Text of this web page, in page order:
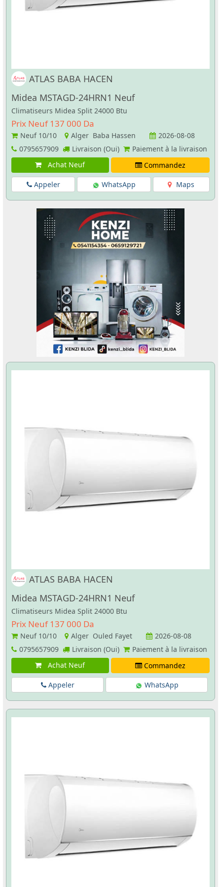
ATLAS BABA HACEN
Midea MSTAGD-24HRN1 Neuf
Climatiseurs Midea Split 24000 Btu
Prix Neuf 137 000 Da
Neuf 10/10 Alger Baba Hassen
2026-08-08
0795657909
Livraison (Oui)
Paiement à la livraison
Achat Neuf
Commandez
Appeler WhatsApp Maps
ATLAS BABA HACEN
Midea MSTAGD-24HRN1 Neuf
Climatiseurs Midea Split 24000 Btu
Prix Neuf 137 000 Da
Neuf 10/10 Alger Ouled Fayet
2026-08-08
0795657909
Livraison (Oui)
Paiement à la livraison
Achat Neuf
Commandez
Appeler WhatsApp